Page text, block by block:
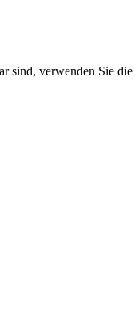
sind, verwenden Sie